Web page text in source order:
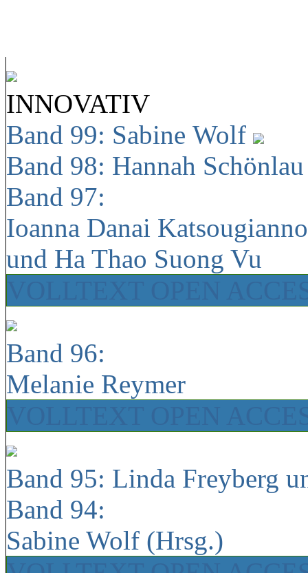
INNOVATIV
Band 99: Sabine Wolf
Band 98: Hannah
Band 97:
Ioanna Danai
und Ha Thao Suong Vu
Band 96:
Melanie Reymer
Band 95: Linda Freyberg
Band 94:
Sabine Wolf (Hrsg.)